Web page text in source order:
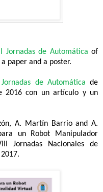
Jornadas de Automática of
paper and a poster.
Jornadas de Automática de
2016 con un artículo y un
A. Martín Barrio and A.
un Robot Manipulador
Jornadas Nacionales de